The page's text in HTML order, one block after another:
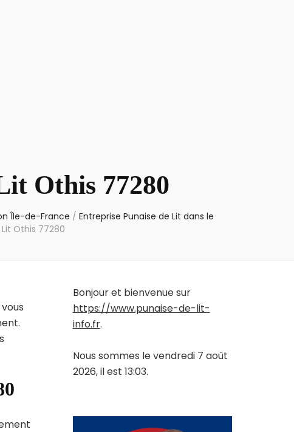
Othis 77280
Île-de-France / Entreprise Punaise de Lit dans le
Othis 77280
Bonjour et bienvenue sur
https://www.punaise-de-lit-
info.fr.
Nous sommes le vendredi 7 août
2026, il est 13:03.